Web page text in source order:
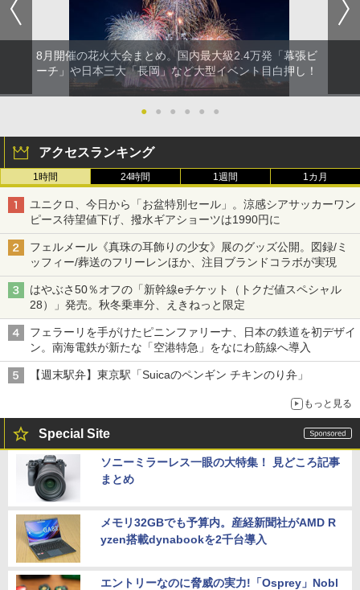
8月開催の花火大会まとめ。国内最大級2.4万発「幕張ビ
ーチ」や日本三大「長岡」など大型イベント目白押し！
● ● ● ● ● ●
アクセスランキング
1時間 24時間 1週間 1カ月
ユニクロ、今日から「お盆特別セール」。涼感シアサッカーワン
ピース待望値下げ、撥水ギアショーツは1990円に
フェルメール《真珠の耳飾りの少女》展のグッズ公開。図録/ミ
ッフィー/葬送のフリーレンほか、注目ブランドコラボが実現
はやぶさ50％オフの「新幹線eチケット（トクだ値スペシャル
28）」発売。秋冬乗車分、えきねっと限定
フェラーリを手がけたピニンファリーナ、日本の鉄道を初デザイ
ン。南海電鉄が新たな「空港特急」をなにわ筋線へ導入
【週末駅弁】東京駅「Suicaのペンギン チキンのり弁」
もっと見る
Special Site
ソニーミラーレス一眼の大特集！ 見どころ記事
まとめ
メモリ32GBでも予算内。産経新聞社がAMD R
yzen搭載dynabookを2千台導入
エントリーなのに脅威の実力!「Osprey」Nobl